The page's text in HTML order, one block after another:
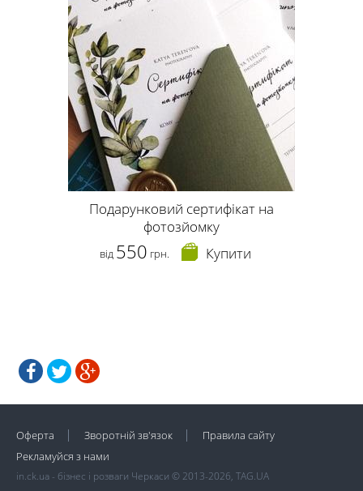
Подарунковий сертифікат на
фотозйомку
від 550 грн. Купити
Оферта Зворотній зв'язок
Правила сайту
Рекламуйся з нами
in.ck.ua - бізнес і розваги Черкаси © 2013-2026, TAG.UA